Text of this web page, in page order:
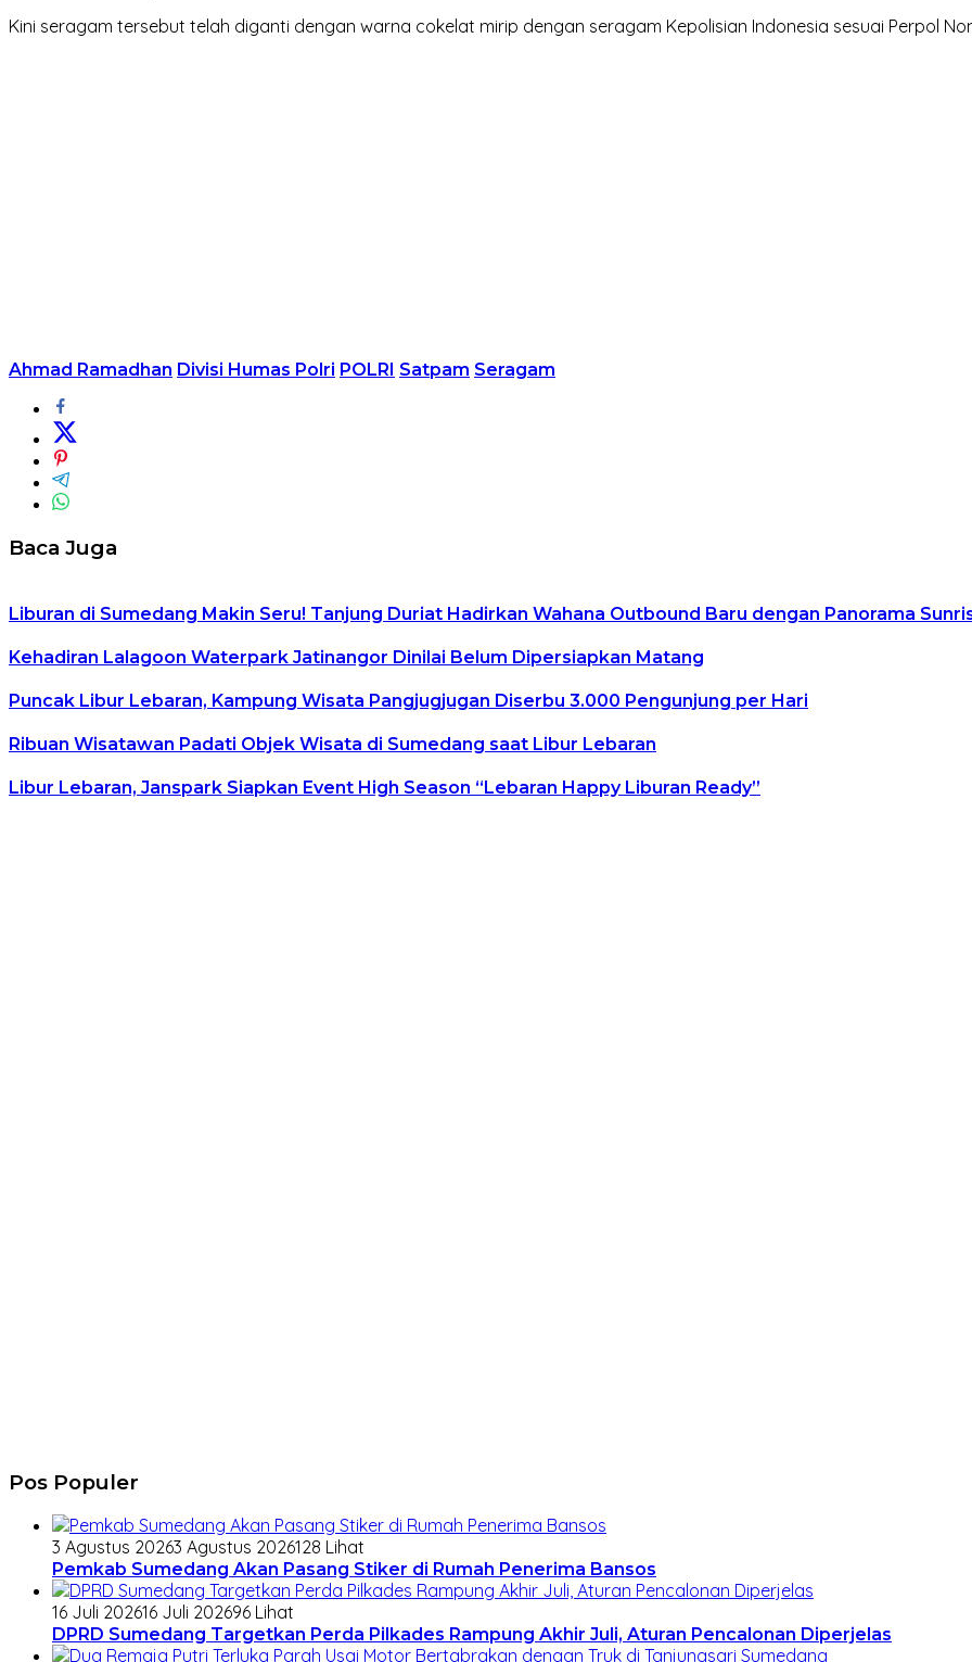
Kini seragam tersebut telah diganti dengan warna cokelat mirip dengan seragam Kepolisian Indonesia sesuai Perpol
Ahmad Ramadhan Divisi Humas Polri POLRI Satpam Seragam
Baca Juga
Liburan di Sumedang Makin Seru! Tanjung Duriat Hadirkan Wahana Outbound Baru dengan Panorama
Kehadiran Lalagoon Waterpark Jatinangor Dinilai Belum Dipersiapkan Matang
Puncak Libur Lebaran, Kampung Wisata Pangjugjugan Diserbu 3.000 Pengunjung per Hari
Ribuan Wisatawan Padati Objek Wisata di Sumedang saat Libur Lebaran
Libur Lebaran, Janspark Siapkan Event High Season “Lebaran Happy Liburan Ready”
Pos Populer
3 Agustus 20263 Agustus 2026128 Lihat
Pemkab Sumedang Akan Pasang Stiker di Rumah Penerima Bansos
16 Juli 202616 Juli 202696 Lihat
DPRD Sumedang Targetkan Perda Pilkades Rampung Akhir Juli, Aturan Pencalonan Diperjelas